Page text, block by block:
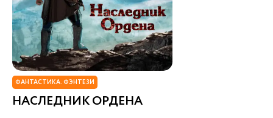
ФАНТАСТИКА. ФЭНТЕЗИ
НАСЛЕДНИК ОРДЕНА